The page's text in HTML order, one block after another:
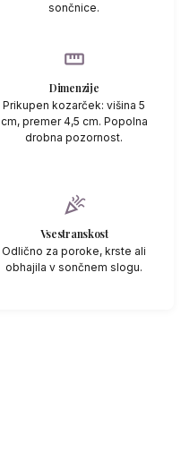
sončnice.
straighten
Dimenzije
Prikupen kozarček: višina 5
cm, premer 4,5 cm. Popolna
drobna pozornost.
celebration
Vsestranskost
Odlično za poroke, krste ali
obhajila v sončnem slogu.